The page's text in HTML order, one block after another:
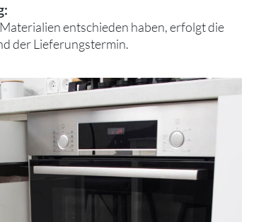
entschieden haben, erfolgt die
der Lieferungstermin.